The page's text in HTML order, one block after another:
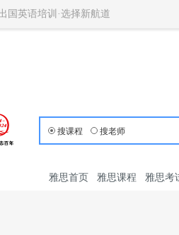
国英语培训·选择新航道
搜课程 搜老师
雅思首页 雅思课程 雅思考